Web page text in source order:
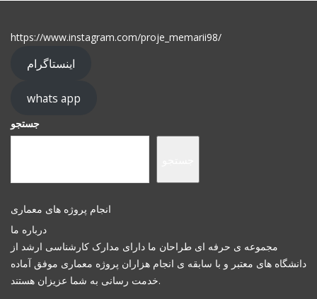
https://www.instagram.com/proje_memarii98/
اینستاگرام
whats app
جستجو
انجام پروژه های معماری
درباره ما
مجموعه ی حرفه ای طراحان ما دارای مدارک کارشناسی ارشد از
دانشگاه های معتبر و با سابقه ی انجام هزاران پروژه معماری موفق آماده
خدمت رسانی به شما عزیزان هستند.